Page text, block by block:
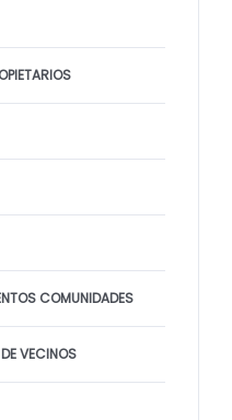
COMUNIDADES
VECINOS